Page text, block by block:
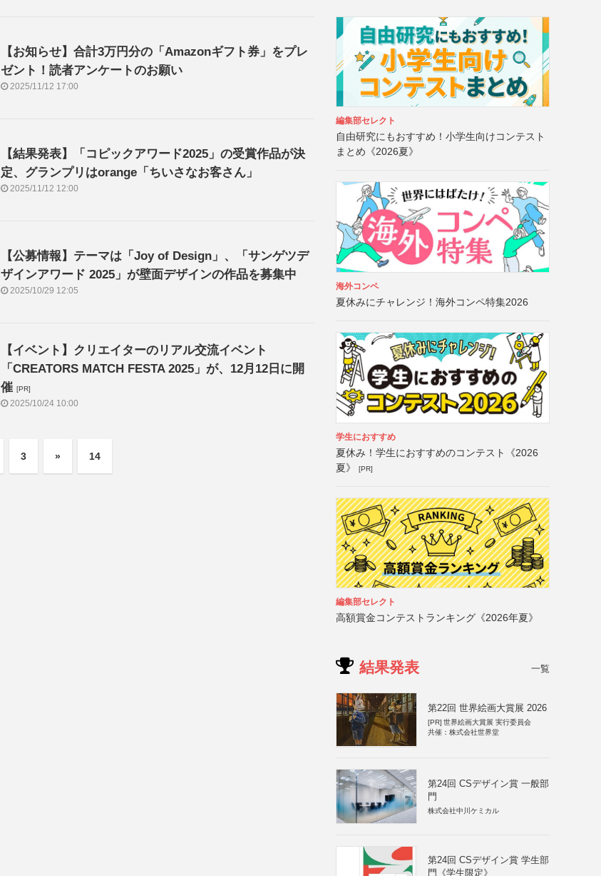
【お知らせ】合計3万円分の「Amazonギフト券」をプレ
ゼント！読者アンケートのお願い
2025/11/12 17:00
【結果発表】「コピックアワード2025」の受賞作品が決
定、グランプリはorange「ちいさなお客さん」
2025/11/12 12:00
【公募情報】テーマは「Joy of Design」、「サンゲツデ
ザインアワード 2025」が壁面デザインの作品を募集中
2025/10/29 12:05
【イベント】クリエイターのリアル交流イベント
「CREATORS MATCH FESTA 2025」が、12月12日に開
催 [PR]
2025/10/24 10:00
3 » 14
編集部セレクト
自由研究にもおすすめ！小学生向けコンテスト
まとめ《2026夏》
海外コンペ
夏休みにチャレンジ！海外コンペ特集2026
学生におすすめ
夏休み！学生におすすめのコンテスト《2026
夏》
[PR]
編集部セレクト
高額賞金コンテストランキング《2026年夏》
結果発表 一覧
第22回 世界絵画大賞展 2026
[PR] 世界絵画大賞展 実行委員会
共催：株式会社世界堂
第24回 CSデザイン賞 一般部
門
株式会社中川ケミカル
第24回 CSデザイン賞 学生部
門《学生限定》